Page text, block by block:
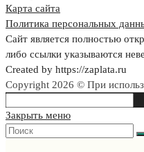
Карта сайта
Политика персональных
Сайт является полностью
либо ссылки указываются
Created by https://zaplata.ru
Copyright 2026 © При
this
website
Закрыть меню